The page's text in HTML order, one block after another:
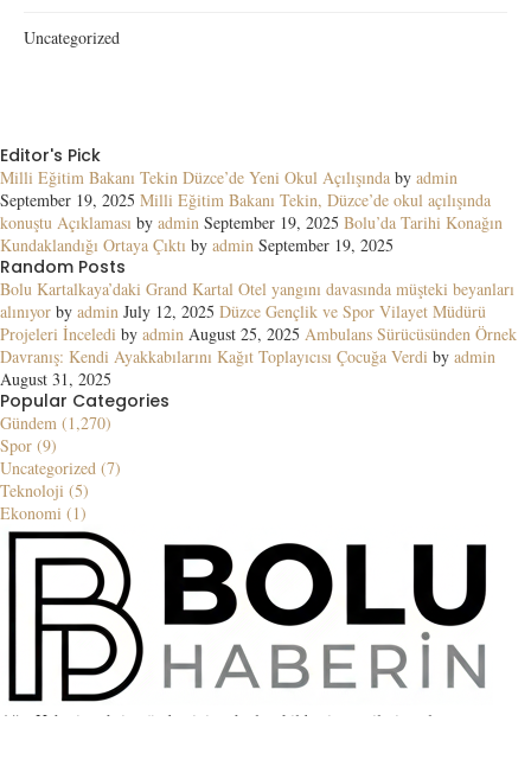
Uncategorized
Editor's Pick
Milli Eğitim Bakanı Tekin Düzce’de Yeni Okul Açılışında by admin
September 19, 2025 Milli Eğitim Bakanı Tekin, Düzce’de okul açılışında
konuştu Açıklaması by admin September 19, 2025 Bolu’da Tarihi Konağın
Kundaklandığı Ortaya Çıktı by admin September 19, 2025
Random Posts
Bolu Kartalkaya’daki Grand Kartal Otel yangını davasında müşteki beyanları
alınıyor by admin July 12, 2025 Düzce Gençlik ve Spor Vilayet Müdürü
Projeleri İnceledi by admin August 25, 2025 Ambulans Sürücüsünden Örnek
Davranış: Kendi Ayakkabılarını Kağıt Toplayıcısı Çocuğa Verdi by admin
August 31, 2025
Popular Categories
Gündem (1,270)
Spor (9)
Uncategorized (7)
Teknoloji (5)
Ekonomi (1)
Ağrı Haberin şehrin gündemini en hızlı şekilde ziyaretçilerine ulaştıran